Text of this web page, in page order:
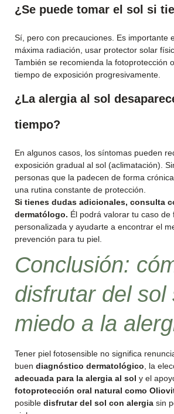
¿Se puede tomar el sol si
Sí, pero con precauciones. Es importante
máxima radiación, usar protector solar
También se recomienda la fotoprotección
tiempo de exposición progresivamente.
¿La alergia al sol
tiempo?
En algunos casos, los síntomas pueden
exposición gradual al sol (aclimatación).
personas que la padecen de forma
una rutina constante de protección.
Si tienes dudas adicionales, consulta
dermatólogo. Él podrá valorar tu caso de
personalizada y ayudarte a encontrar el
prevención para tu piel.
Conclusión:
disfrutar del sol
miedo a la
Tener piel fotosensible no significa
buen diagnóstico dermatológico, la
adecuada para la alergia al sol y el
fotoprotección oral natural como
posible disfrutar del sol con alergia sin